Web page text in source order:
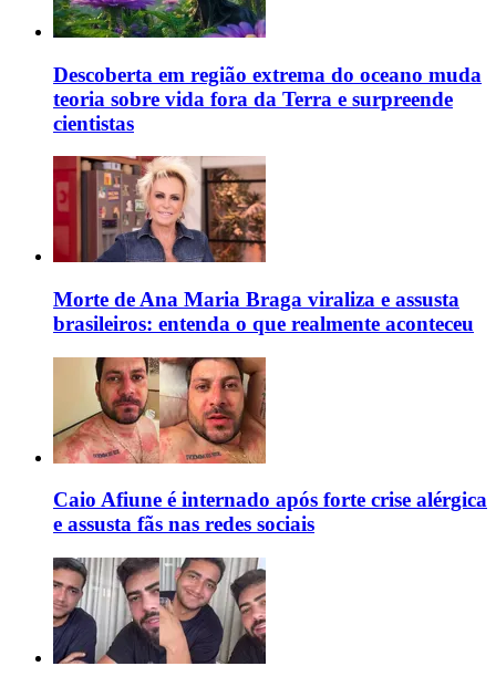
Descoberta em região extrema do oceano muda
teoria sobre vida fora da Terra e surpreende
cientistas
Morte de Ana Maria Braga viraliza e assusta
brasileiros: entenda o que realmente aconteceu
Caio Afiune é internado após forte crise alérgica
e assusta fãs nas redes sociais